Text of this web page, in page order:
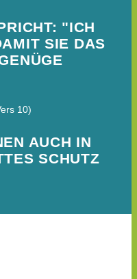
"ICH
SIE DAS
10)
AUCH IN
SCHUTZ